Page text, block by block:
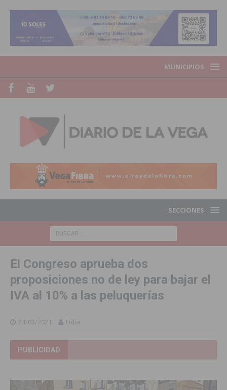
MUNICIPIOS
SECCIONES
El Congreso aprueba dos
proposiciones no de ley para bajar el
IVA al 10% a las peluquerías
24/03/2021 Lidia
PUBLICIDAD